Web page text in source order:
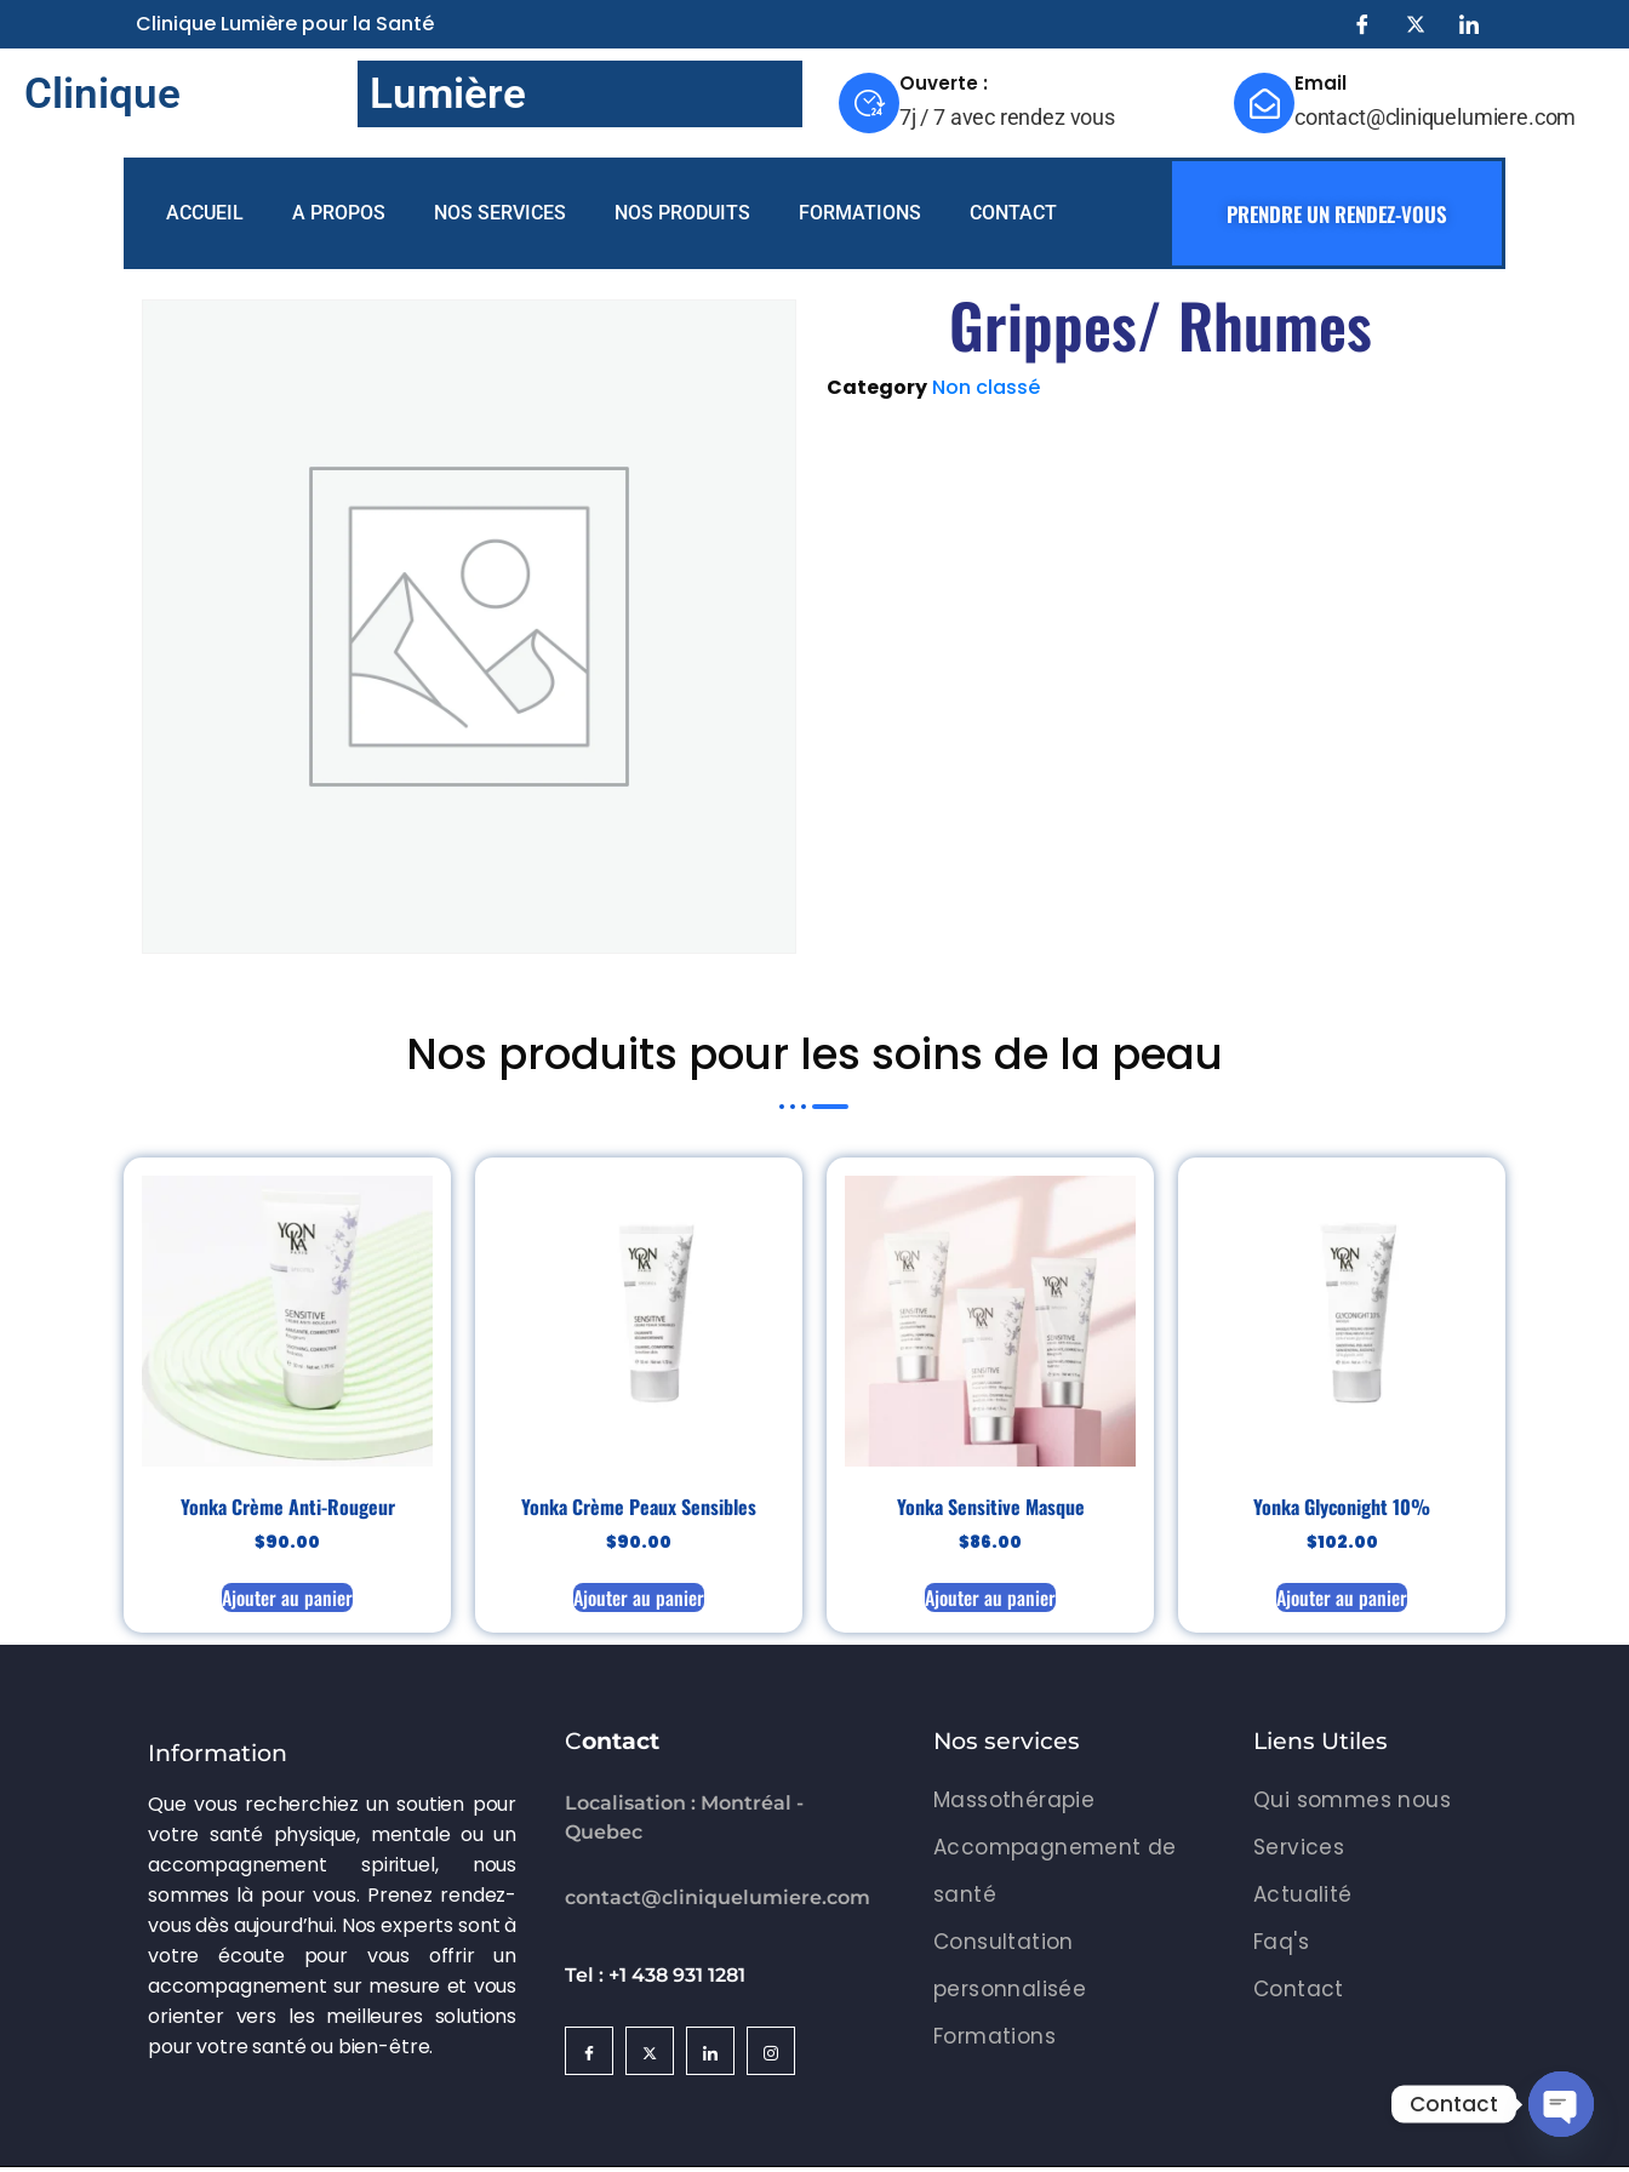
Clinique Lumière pour la Santé
Clinique Lumière
Ouverte :
7j / 7 avec rendez vous
Email
contact@cliniquelumiere.com
ACCUEIL A PROPOS NOS SERVICES NOS PRODUITS FORMATIONS CONTACT PRENDRE UN RENDEZ-VOUS
Grippes/ Rhumes
Category Non classé
Nos produits pour les soins de la peau
Yonka Crème Anti-Rougeur
$90.00
Ajouter au panier
Yonka Crème Peaux Sensibles
$90.00
Ajouter au panier
Yonka Sensitive Masque
$86.00
Ajouter au panier
Yonka Glyconight 10%
$102.00
Ajouter au panier
Information
Que vous recherchiez un soutien pour
votre santé physique, mentale ou un
accompagnement spirituel, nous
sommes là pour vous. Prenez rendez-
vous dès aujourd’hui. Nos experts sont à
votre écoute pour vous offrir un
accompagnement sur mesure et vous
orienter vers les meilleures solutions
pour votre santé ou bien-être.
Contact
Localisation : Montréal -
Quebec
contact@cliniquelumiere.com
Tel : +1 438 931 1281
Nos services
Massothérapie
Accompagnement de
santé
Consultation
personnalisée
Formations
Liens Utiles
Qui sommes nous
Services
Actualité
Faq's
Contact
Contact